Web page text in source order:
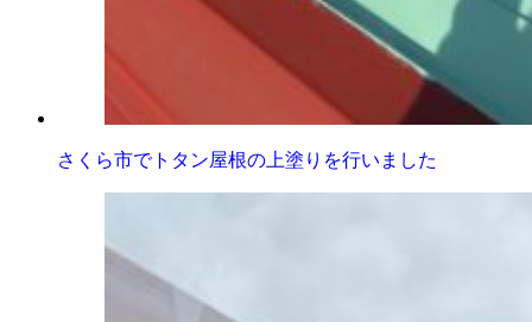
さくら市でトタン屋根の上塗りを行いました